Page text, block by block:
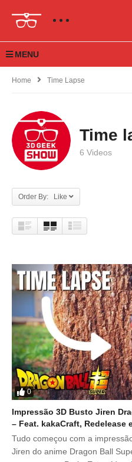
MENU
Home Time Lapse
Time
6 Videos
Order By: Like
0
Impressão 3D Busto Jiren
– Feat. kakaCraft, Redelease
Tudo começou com a
Jiren do anime Dragon Ball